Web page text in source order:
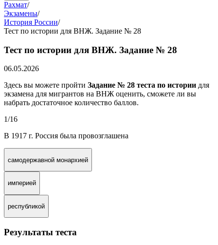
Рахмат/
Экзамены/
История России/
Тест по истории для ВНЖ. Задание № 28
Тест по истории для ВНЖ. Задание № 28
06.05.2026
Здесь вы можете пройти Задание № 28 теста по истории для
экзамена для мигрантов на ВНЖ оценить, сможете ли вы
набрать достаточное количество баллов.
1/16
В 1917 г. Россия была провозглашена
самодержавной монархией
империей
республикой
Результаты теста